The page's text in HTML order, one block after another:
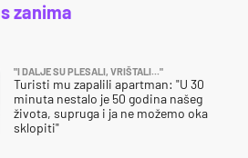
zanima
"I DALJE SU PLESALI, VRIŠTALI..."
Turisti mu zapalili apartman: "U 30
minuta nestalo je 50 godina našeg
života, supruga i ja ne možemo oka
sklopiti"